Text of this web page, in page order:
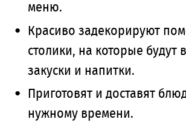
меню.
Красиво задекорируют
столики, на которые будут
закуски и напитки.
Приготовят и доставят
нужному времени.